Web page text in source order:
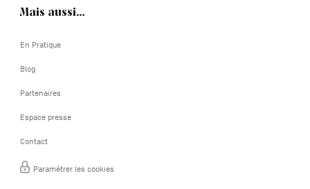
Mais aussi…
En Pratique
Blog
Partenaires
Espace presse
Contact
Paramétrer les cookies